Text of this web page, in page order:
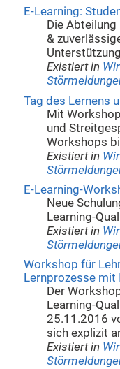
E-Learning:
Die
&
Existiert in
Tag des Lernens
Mit
und
Workshops
Existiert in
E-Learning-
Neue
Learning-
Existiert in
Workshop für
Lernprozesse mit
Der
Learning-
25.11.2016
sich explizit
Existiert in